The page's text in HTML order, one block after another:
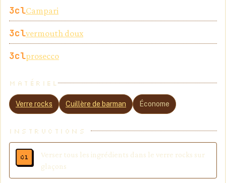
3clCampari
3clvermouth doux
3clprosecco
MATÉRIEL
Verre rocks Cuillère de barman Économe
INSTRUCTIONS
Verser tous les ingrédients dans le verre rocks sur
glaçons